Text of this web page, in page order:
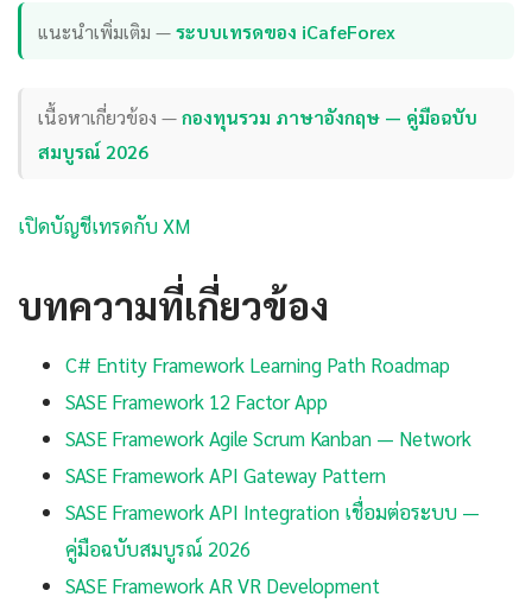
แนะนำเพิ่มเติม —ระบบเทรดของ iCafeForex
เนื้อหาเกี่ยวข้อง —กองทุนรวม ภาษาอังกฤษ — คู่มือฉบับ
สมบูรณ์ 2026
เปิดบัญชีเทรดกับ XM
บทความที่เกี่ยวข้อง
C# Entity Framework Learning Path Roadmap
SASE Framework 12 Factor App
SASE Framework Agile Scrum Kanban — Network
SASE Framework API Gateway Pattern
SASE Framework API Integration เชื่อมต่อระบบ —
คู่มือฉบับสมบูรณ์ 2026
SASE Framework AR VR Development